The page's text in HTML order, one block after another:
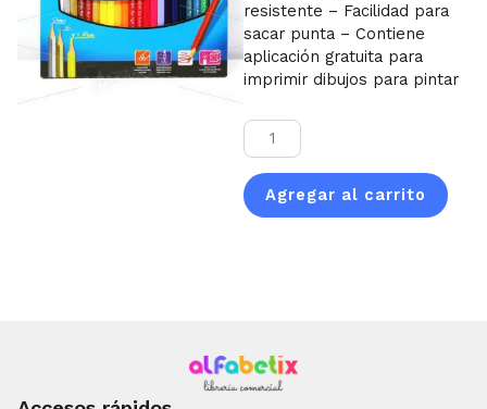
resistente – Facilidad para
sacar punta – Contiene
aplicación gratuita para
imprimir dibujos para pintar
Lápiz
largo
x24
MAPED
(triangular)
Agregar al carrito